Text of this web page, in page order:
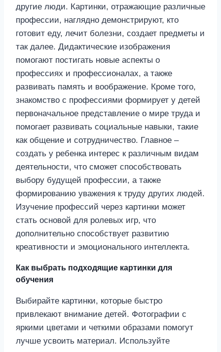
другие люди. Картинки, отражающие различные
профессии, наглядно демонстрируют, кто
готовит еду, лечит болезни, создает предметы и
так далее. Дидактические изображения
помогают постигать новые аспекты о
профессиях и профессионалах, а также
развивать память и воображение. Кроме того,
знакомство с профессиями формирует у детей
первоначальное представление о мире труда и
помогает развивать социальные навыки, такие
как общение и сотрудничество. Главное –
создать у ребенка интерес к различным видам
деятельности, что сможет способствовать
выбору будущей профессии, а также
формированию уважения к труду других людей.
Изучение профессий через картинки может
стать основой для ролевых игр, что
дополнительно способствует развитию
креативности и эмоционального интеллекта.
Как выбрать подходящие картинки для
обучения
Выбирайте картинки, которые быстро
привлекают внимание детей. Фотографии с
яркими цветами и четкими образами помогут
лучше усвоить материал. Используйте